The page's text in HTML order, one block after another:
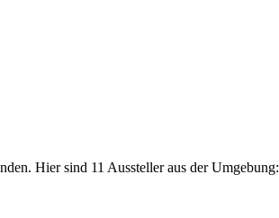
Hier sind 11 Aussteller aus der Umgebung: